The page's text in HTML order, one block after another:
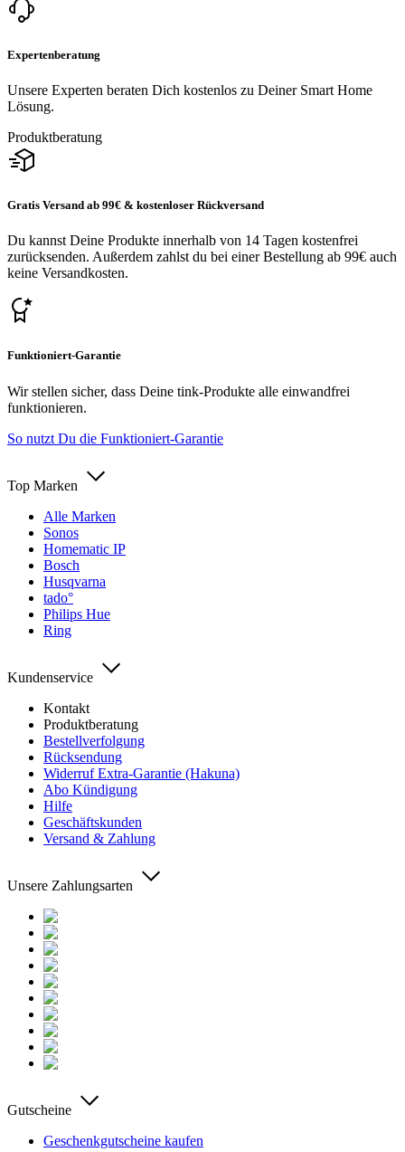
Expertenberatung
Unsere Experten beraten Dich kostenlos zu Deiner Smart Home
Lösung.
Produktberatung
Gratis Versand ab 99€ & kostenloser Rückversand
Du kannst Deine Produkte innerhalb von 14 Tagen kostenfrei
zurücksenden. Außerdem zahlst du bei einer Bestellung ab 99€ auch
keine Versandkosten.
Funktioniert-Garantie
Wir stellen sicher, dass Deine tink-Produkte alle einwandfrei
funktionieren.
So nutzt Du die Funktioniert-Garantie
Top Marken
Alle Marken
Sonos
Homematic IP
Bosch
Husqvarna
tado°
Philips Hue
Ring
Kundenservice
Kontakt
Produktberatung
Bestellverfolgung
Rücksendung
Widerruf Extra-Garantie (Hakuna)
Abo Kündigung
Hilfe
Geschäftskunden
Versand & Zahlung
Unsere Zahlungsarten
Gutscheine
Geschenkgutscheine kaufen